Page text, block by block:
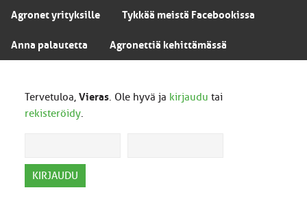
Agronet yrityksille Tykkää meistä Facebookissa
Anna palautetta Agronettiä kehittämässä
Tervetuloa, Vieras. Ole hyvä ja kirjaudu tai
rekisteröidy.